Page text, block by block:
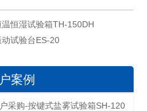
恒湿试验箱TH-150DH
试验台ES-20
案例
采购-按键式盐雾试验箱SH-120